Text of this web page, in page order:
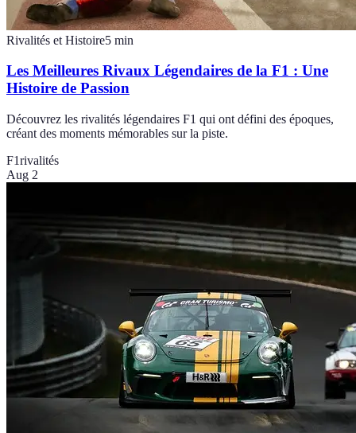
Rivalités et Histoire5 min
Les Meilleures Rivaux Légendaires de la F1 : Une
Histoire de Passion
Découvrez les rivalités légendaires F1 qui ont défini des époques,
créant des moments mémorables sur la piste.
F1rivalités
Aug 2